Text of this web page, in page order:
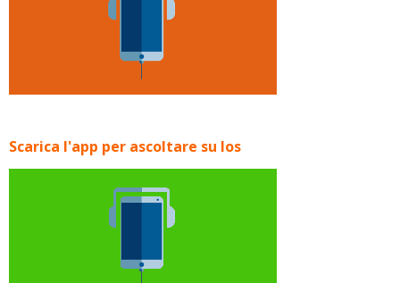
Scarica l'app per ascoltare su Ios